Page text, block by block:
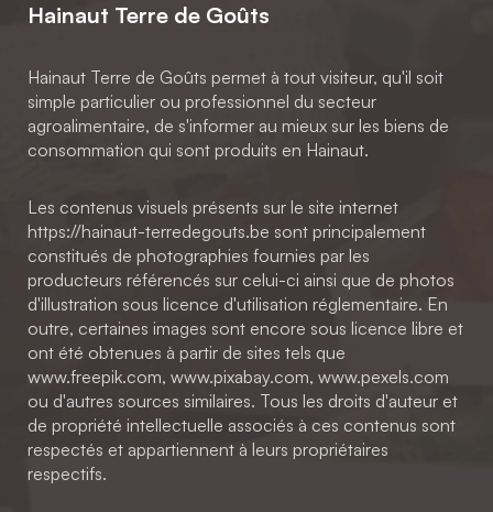
Hainaut Terre de Goûts
Hainaut Terre de Goûts permet à tout visiteur, qu'il soit
simple particulier ou professionnel du secteur
agroalimentaire, de s'informer au mieux sur les biens de
consommation qui sont produits en Hainaut.
Les contenus visuels présents sur le site internet
https://hainaut-terredegouts.be sont principalement
constitués de photographies fournies par les
producteurs référencés sur celui-ci ainsi que de photos
d'illustration sous licence d'utilisation réglementaire. En
outre, certaines images sont encore sous licence libre et
ont été obtenues à partir de sites tels que
www.freepik.com, www.pixabay.com, www.pexels.com
ou d'autres sources similaires. Tous les droits d'auteur et
de propriété intellectuelle associés à ces contenus sont
respectés et appartiennent à leurs propriétaires
respectifs.